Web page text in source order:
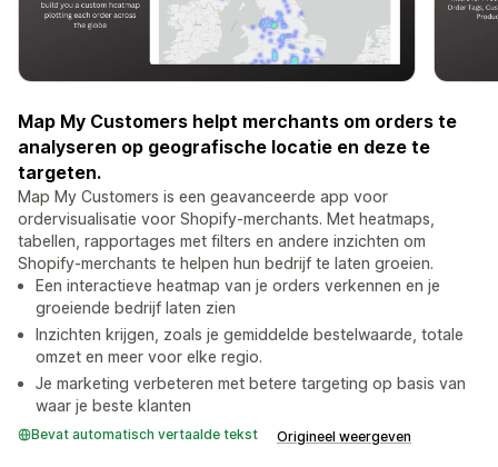
Map My Customers helpt merchants om orders te
analyseren op geografische locatie en deze te
targeten.
Map My Customers is een geavanceerde app voor
ordervisualisatie voor Shopify-merchants. Met heatmaps,
tabellen, rapportages met filters en andere inzichten om
Shopify-merchants te helpen hun bedrijf te laten groeien.
Een interactieve heatmap van je orders verkennen en je
groeiende bedrijf laten zien
Inzichten krijgen, zoals je gemiddelde bestelwaarde, totale
omzet en meer voor elke regio.
Je marketing verbeteren met betere targeting op basis van
waar je beste klanten
Bevat automatisch vertaalde tekst Origineel weergeven